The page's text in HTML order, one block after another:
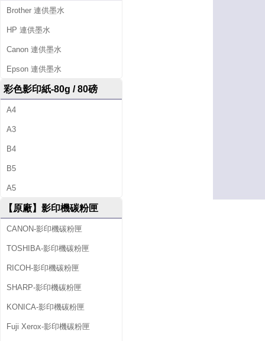
Brother 連供墨水
HP 連供墨水
Canon 連供墨水
Epson 連供墨水
彩色影印紙-80g / 80磅
A4
A3
B4
B5
A5
【原廠】影印機碳粉匣
CANON-影印機碳粉匣
TOSHIBA-影印機碳粉匣
RICOH-影印機碳粉匣
SHARP-影印機碳粉匣
KONICA-影印機碳粉匣
Fuji Xerox-影印機碳粉匣